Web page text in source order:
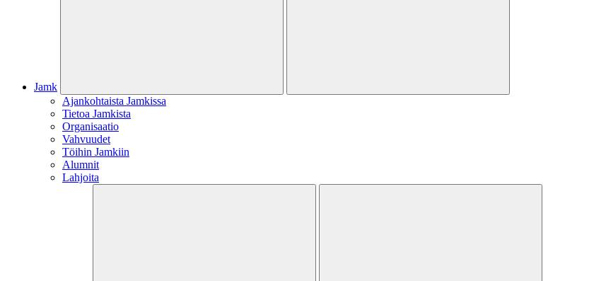
Jamk
Ajankohtaista Jamkissa
Tietoa Jamkista
Organisaatio
Vahvuudet
Töihin Jamkiin
Alumnit
Lahjoita